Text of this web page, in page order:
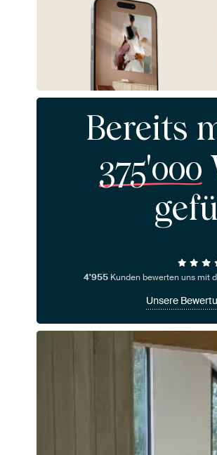
Bereits
375'000
4'955 Kunden bewerten uns mit
Unsere